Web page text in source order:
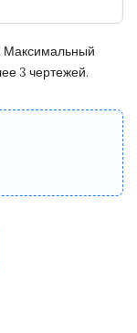
Максимальный
3 чертежей.